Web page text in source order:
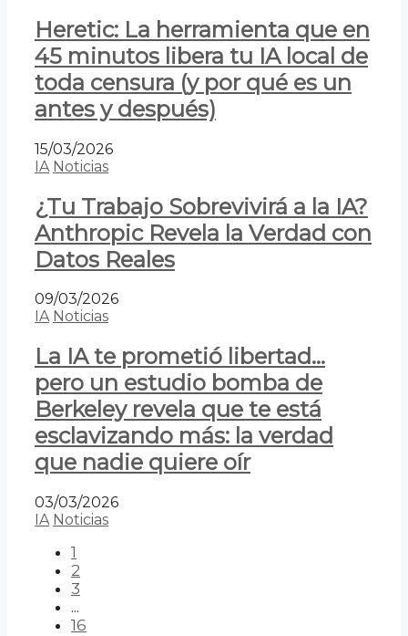
Heretic: La herramienta que en
45 minutos libera tu IA local de
toda censura (y por qué es un
antes y después)
15/03/2026
IA Noticias
¿Tu Trabajo Sobrevivirá a la IA?
Anthropic Revela la Verdad con
Datos Reales
09/03/2026
IA Noticias
La IA te prometió libertad…
pero un estudio bomba de
Berkeley revela que te está
esclavizando más: la verdad
que nadie quiere oír
03/03/2026
IA Noticias
1
2
3
...
16